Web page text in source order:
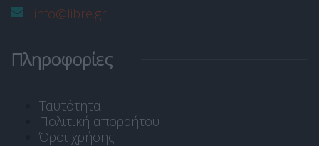
info@libre.gr
Πληροφορίες
Ταυτότητα
Πολιτική απορρήτου
Όροι χρήσης